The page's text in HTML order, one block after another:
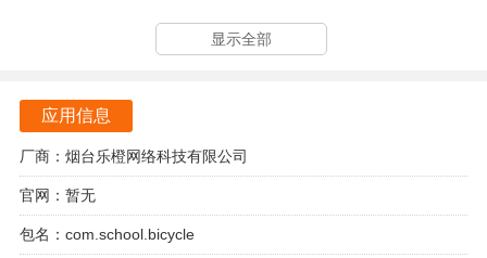
除了提供出行服务，校易行还可以帮助用户组织户外骑行活
用户可以通过校易行平台找到志同道合的小伙伴，一起组织
骑行活动，享受自然风光和户外运动的乐趣。
这不仅可以增强用户之间的交流和互动，还可以提升用户的
体能和健康水平。
校易行的出行服务不仅局限于校园内，还可以覆盖周边地
显示全部
应用信息
厂商：烟台乐橙网络科技有限公司
官网：暂无
包名：com.school.bicycle